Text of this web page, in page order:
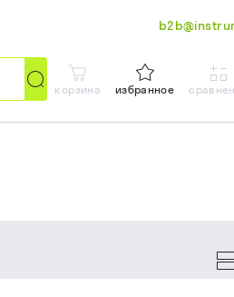
корзина избранное